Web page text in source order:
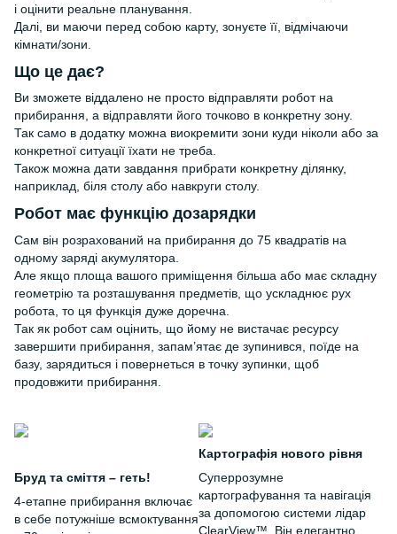
і оцінити реальне планування.
Далі, ви маючи перед собою карту, зонуєте її, відмічаючи
кімнати/зони.
Що це дає?
Ви зможете віддалено не просто відправляти робот на
прибирання, а відправляти його точково в конкретну зону.
Так само в додатку можна виокремити зони куди ніколи або за
конкретної ситуації їхати не треба.
Також можна дати завдання прибрати конкретну ділянку,
наприклад, біля столу або навкруги столу.
Робот має функцію дозарядки
Сам він розрахований на прибирання до 75 квадратів на
одному заряді акумулятора.
Але якщо площа вашого приміщення більша або має складну
геометрію та розташування предметів, що ускладнює рух
робота, то ця функція дуже доречна.
Так як робот сам оцінить, що йому не вистачає ресурсу
завершити прибирання, запам’ятає де зупинився, поїде на
базу, зарядиться і повернеться в точку зупинки, щоб
продовжити прибирання.
Бруд та сміття – геть!
4-етапне прибирання включає
в себе потужніше всмоктування
Картографія нового рівня
Суперрозумне
картографування та навігація
за допомогою системи лідар
ClearView™. Він елегантно